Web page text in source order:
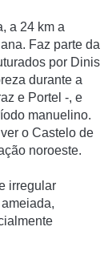
a 24 km a
Faz parte da
por Dinis
durante a
e Portel -, e
manuelino.
o Castelo de
noroeste.
irregular